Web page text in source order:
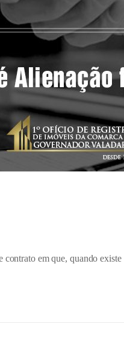
em que, quando